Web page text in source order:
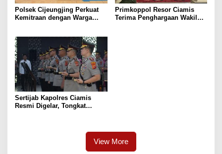
Polsek Cijeungjing Perkuat
Kemitraan dengan Warga
Handapherang
Primkoppol Resor Ciamis
Terima Penghargaan Wakil
Sertijab Kapolres Ciamis
Resmi Digelar, Tongkat
Eko Iskandar, S.H., S.I.K.,View More